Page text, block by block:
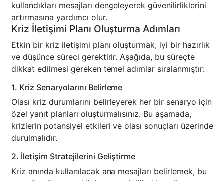
kullandıkları mesajları dengeleyerek güvenilirliklerini
artırmasına yardımcı olur.
Kriz İletişimi Planı Oluşturma Adımları
Etkin bir kriz iletişimi planı oluşturmak, iyi bir hazırlık
ve düşünce süreci gerektirir. Aşağıda, bu süreçte
dikkat edilmesi gereken temel adımlar sıralanmıştır:
1. Kriz Senaryolarını Belirleme
Olası kriz durumlarını belirleyerek her bir senaryo için
özel yanıt planları oluşturmalısınız. Bu aşamada,
krizlerin potansiyel etkileri ve olası sonuçları üzerinde
durulmalıdır.
2. İletişim Stratejilerini Geliştirme
Kriz anında kullanılacak ana mesajları belirlemek, bu